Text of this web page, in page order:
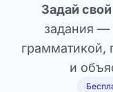
Задай
задания —
и